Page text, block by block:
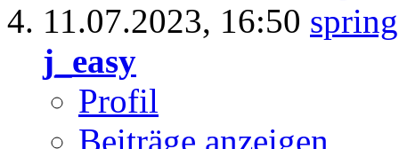
11.07.2023, 16:50
j_easy
Profil
Beiträge anzeigen